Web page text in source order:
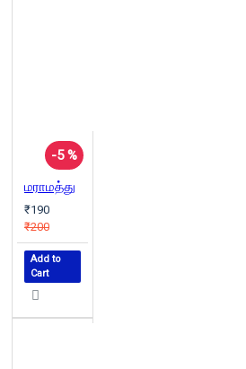
-5 %
மராமத்து
₹190
₹200
Add to
Cart